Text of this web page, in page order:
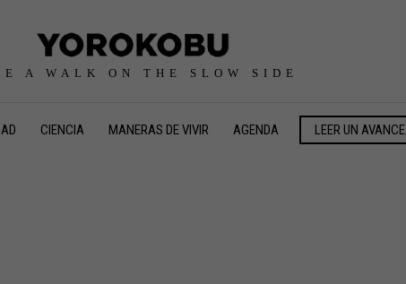
A WALK ON THE SLOW SIDE
CIENCIA MANERAS DE VIVIR AGENDA LEER UN AVANCE